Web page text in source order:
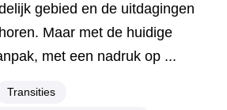
gebied en de uitdagingen
Maar met de huidige
met een nadruk op ...
Transities